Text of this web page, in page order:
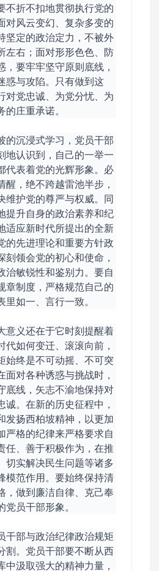
不折不扣地贯彻执行党的
对风云变幻、复杂多变的
坚定的政治定力，不被外
左右；面对形形色色、防
，要牢牢坚守原则底线，
惑与攻陷。只有做到这
对党忠诚、为党分忧、为
庄重承诺。
的沉浸式学习，党员干部
地认识到，自己的一举一
代表着党的光辉形象。必
醒，绝不跨越雷池半步，
维护党的尊严与权威。同
提升自身的政治素养和纪
适应新时代所提出的全新
的先进理论和重要方针政
刻领会党的初心和使命，
治敏锐性和鉴别力。要自
章制度，严格规范自己的
如一、言行一致。
意义还在于它时刻提醒着
代如何变迁、滚滚向前，
始终是不可动摇、不可突
面对各种诱惑与挑战时，
底线，矢志不渝地保持对
诚。在新的历史征程中，
发扬西柏坡精神，以更加
严格的纪律来严格要求自
任、善于积极作为，在推
切实解决民生问题等诸多
模范作用。要始终保持清
，做到廉洁自律、克己奉
员干部形象。
干部与政治纪律政治规矩
割。党员干部要不断从西
中汲取强大的精神力量，